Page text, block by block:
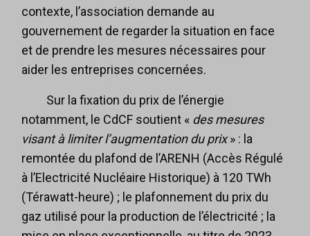
contexte, l’association demande au
gouvernement de regarder la situation en face
et de prendre les mesures nécessaires pour
aider les entreprises concernées.
Sur la fixation du prix de l’énergie
notamment, le CdCF soutient « des mesures
visant à limiter l’augmentation du prix» : la
remontée du plafond de l’ARENH (Accès Régulé
à l’Electricité Nucléaire Historique) à 120 TWh
(Térawatt-heure) ; le plafonnement du prix du
gaz utilisé pour la production de l’électricité ; la